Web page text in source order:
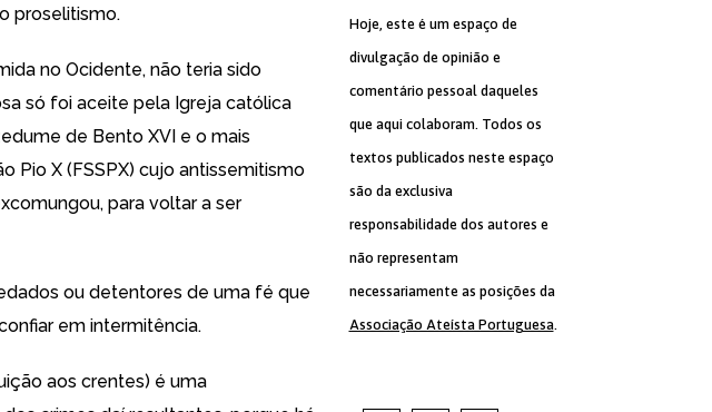
proselitismo.
no Ocidente, não teria sido
só foi aceite pela Igreja católica
de Bento XVI e o mais
Pio X (FSSPX) cujo antissemitismo
para voltar a ser
ou detentores de uma fé que
em intermitência.
aos crentes) é uma
Hoje, este é um espaço de
divulgação de opinião e
comentário pessoal daqueles
que aqui colaboram. Todos os
textos publicados neste espaço
são da exclusiva
responsabilidade dos autores e
não representam
necessariamente as posições da
Associação Ateísta Portuguesa.